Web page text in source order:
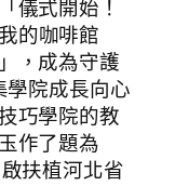
儀式開始！
的咖啡館
，成為守護
院成長向心
巧學院的教
作了題為
扶植河北省